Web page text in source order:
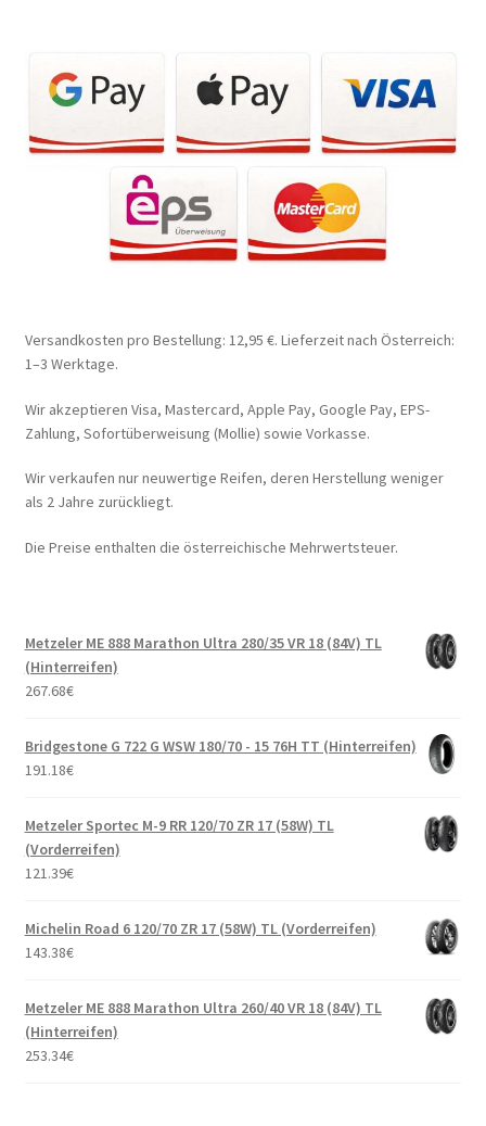
Versandkosten pro Bestellung: 12,95 €. Lieferzeit nach Österreich:
1–3 Werktage.
Wir akzeptieren Visa, Mastercard, Apple Pay, Google Pay, EPS-
Zahlung, Sofortüberweisung (Mollie) sowie Vorkasse.
Wir verkaufen nur neuwertige Reifen, deren Herstellung weniger
als 2 Jahre zurückliegt.
Die Preise enthalten die österreichische Mehrwertsteuer.
Metzeler ME 888 Marathon Ultra 280/35 VR 18 (84V) TL
(Hinterreifen)
267.68€
Bridgestone G 722 G WSW 180/70 - 15 76H TT (Hinterreifen)
191.18€
Metzeler Sportec M-9 RR 120/70 ZR 17 (58W) TL
(Vorderreifen)
121.39€
Michelin Road 6 120/70 ZR 17 (58W) TL (Vorderreifen)
143.38€
Metzeler ME 888 Marathon Ultra 260/40 VR 18 (84V) TL
(Hinterreifen)
253.34€